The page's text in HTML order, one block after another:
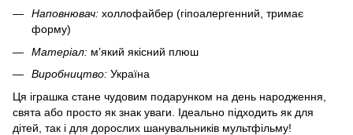
Наповнювач: холлофайбер (гіпоалергенний, тримає
форму)
Матеріал: м’який якісний плюш
Виробництво: Україна
Ця іграшка стане чудовим подарунком на день народження,
свята або просто як знак уваги. Ідеально підходить як для
дітей, так і для дорослих шанувальників мультфільму!